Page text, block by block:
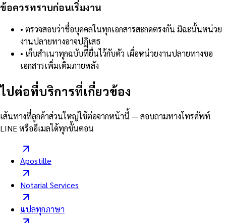
ข้อควรทราบก่อนเริ่มงาน
• ตรวจสอบว่าชื่อบุคคลในทุกเอกสารสะกดตรงกัน มิฉะนั้นหน่วย
งานปลายทางอาจปฏิเสธ
• เก็บสำเนาทุกฉบับที่ยื่นไว้กับตัว เผื่อหน่วยงานปลายทางขอ
เอกสารเพิ่มเติมภายหลัง
ไปต่อที่บริการที่เกี่ยวข้อง
เส้นทางที่ลูกค้าส่วนใหญ่ใช้ต่อจากหน้านี้ — สอบถามทางโทรศัพท์
LINE หรืออีเมลได้ทุกขั้นตอน
Apostille
Notarial Services
แปลทุกภาษา